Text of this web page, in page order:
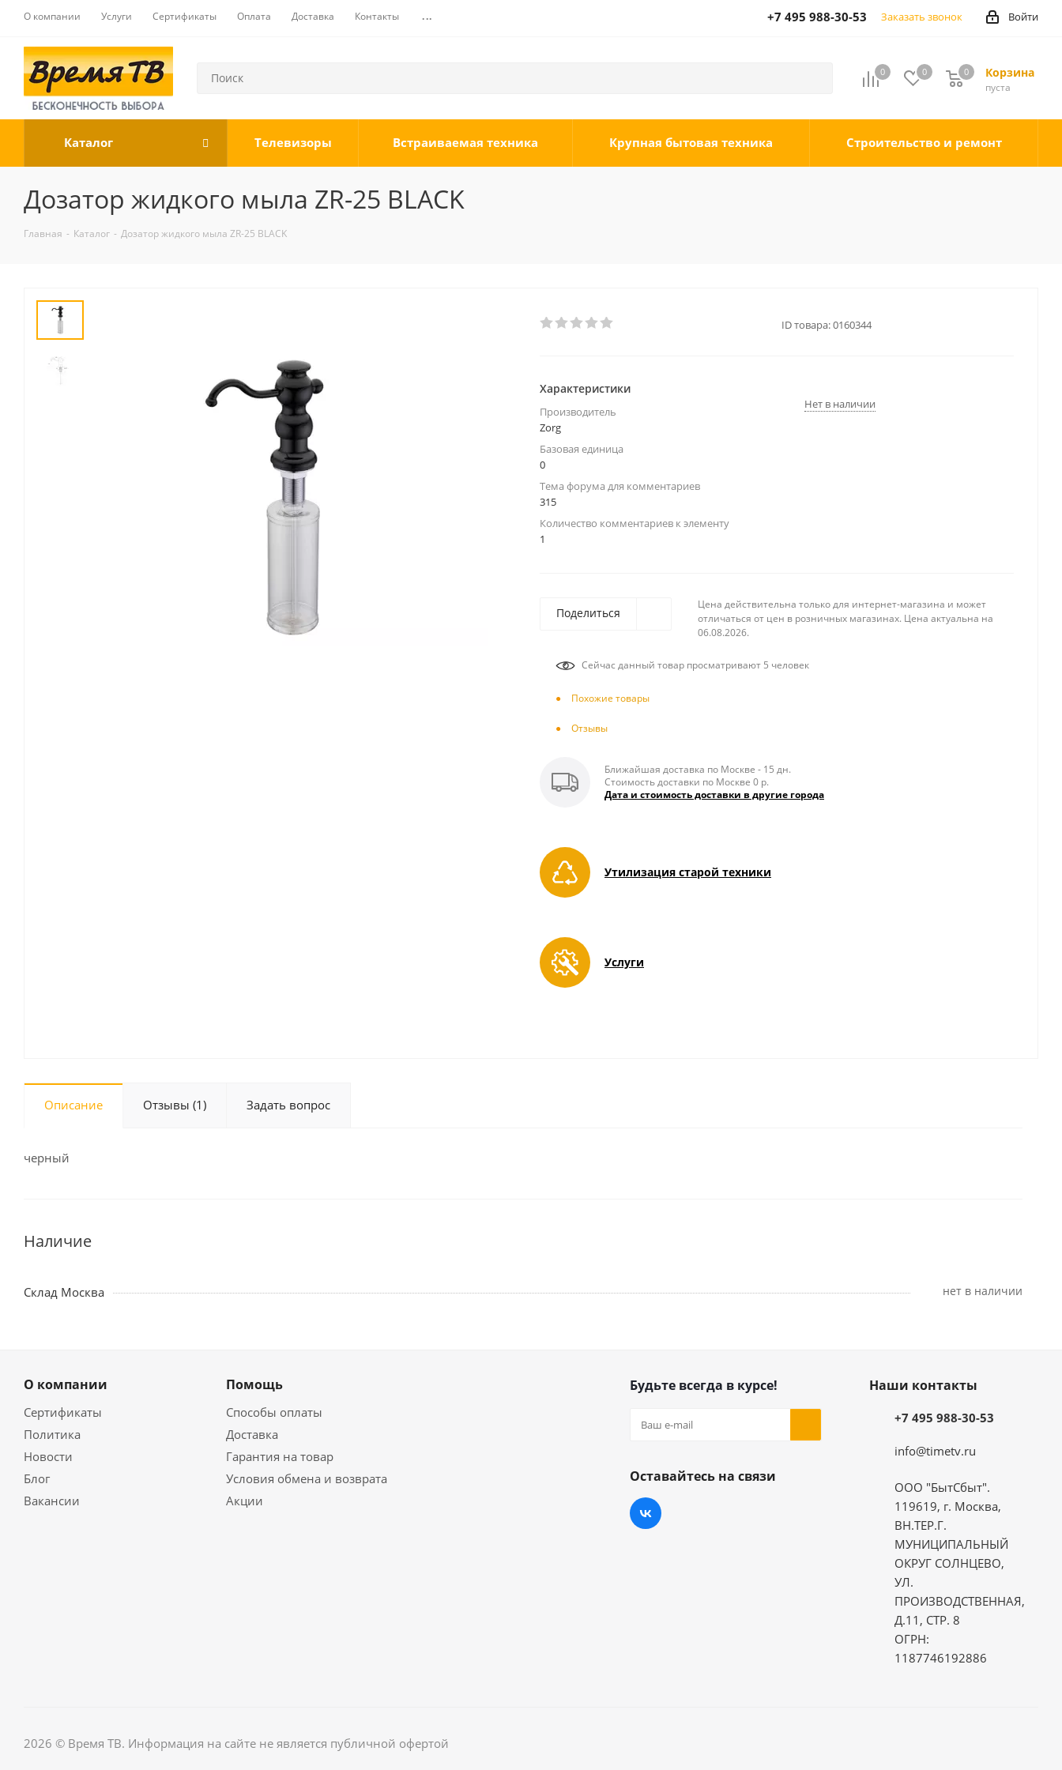
О компании Услуги Сертификаты Оплата Доставка Контакты ... Войти
+7 495 988-30-53 Заказать звонок
0 0 Корзина
0
пуста
0
Каталог Телевизоры Встраиваемая техника Крупная бытовая техника Строительство и ремонт
Дозатор жидкого мыла ZR-25 BLACK
Главная - Каталог - Дозатор жидкого мыла ZR-25 BLACK
ID товара:0160344
Характеристики
Производитель
Zorg
Базовая единица
0
Тема форума для комментариев
315
Количество комментариев к элементу
1
Нет в наличии
Поделиться
Цена действительна только для интернет-магазина и может
отличаться от цен в розничных магазинах. Цена актуальна на
06.08.2026.
Сейчас данный товар просматривают 5 человек
Похожие товары
Отзывы
Ближайшая доставка по Москве - 15 дн.
Стоимость доставки по Москве 0 р.
Дата и стоимость доставки в другие города
Утилизация старой техники
Услуги
Описание Отзывы (1) Задать вопрос
черный
Наличие
Склад Москва Нет в наличии
О компании
Сертификаты
Политика
Новости
Блог
Вакансии
Помощь
Способы оплаты
Доставка
Гарантия на товар
Условия обмена и возврата
Акции
Будьте всегда в курсе!
Оставайтесь на связи
Наши контакты
+7 495 988-30-53
info@timetv.ru
ООО "БытСбыт".
119619, г. Москва,
ВН.ТЕР.Г.
МУНИЦИПАЛЬНЫЙ
ОКРУГ СОЛНЦЕВО,
УЛ.
ПРОИЗВОДСТВЕННАЯ,
Д.11, СТР. 8
ОГРН:
1187746192886
2026 © Время ТВ. Информация на сайте не является публичной офертой